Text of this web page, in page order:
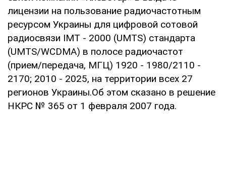
лицензии на пользование радиочастотным
ресурсом Украины для цифровой сотовой
радиосвязи ІМТ - 2000 (UMTS) стандарта
(UMTS/WCDMA) в полосе радиочастот
(прием/передача, МГЦ) 1920 - 1980/2110 -
2170; 2010 - 2025, на территории всех 27
регионов Украины.Об этом сказано в решение
НКРС № 365 от 1 февраля 2007 года.